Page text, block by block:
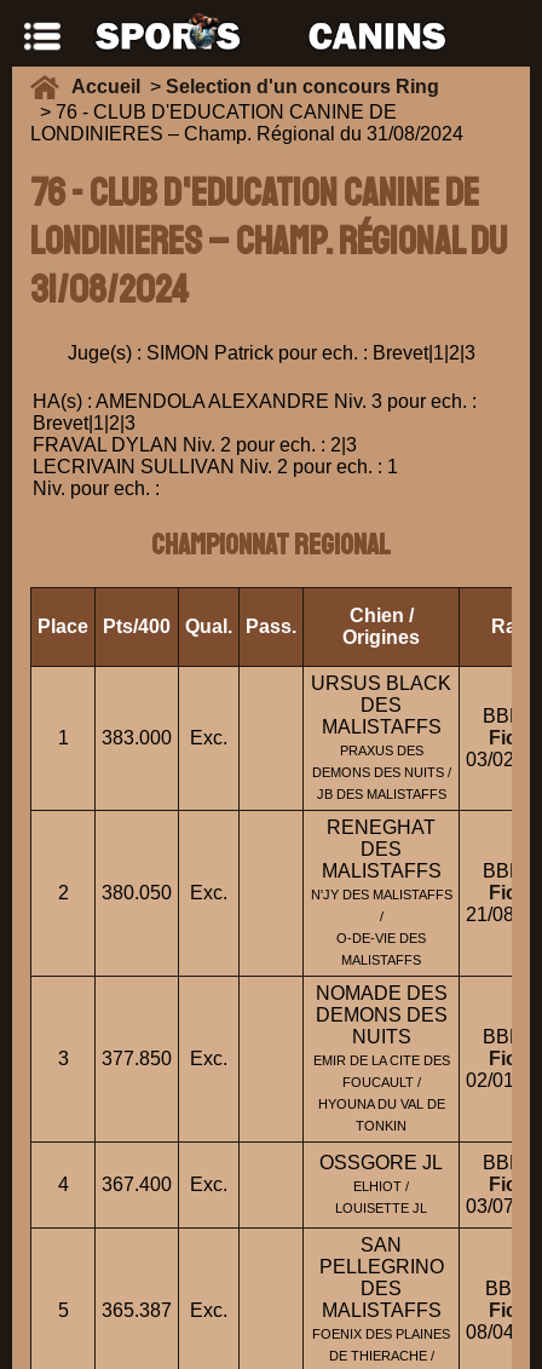
Accueil > Selection d'un concours Ring
> 76 - CLUB D'EDUCATION CANINE DE
LONDINIERES – Champ. Régional du 31/08/2024
76 - CLUB D'EDUCATION CANINE DE
LONDINIERES – Champ. Régional du
31/08/2024
Juge(s) : SIMON Patrick pour ech. : Brevet|1|2|3
HA(s) : AMENDOLA ALEXANDRE Niv. 3 pour ech. :
Brevet|1|2|3
FRAVAL DYLAN Niv. 2 pour ech. : 2|3
LECRIVAIN SULLIVAN Niv. 2 pour ech. : 1
Niv. pour ech. :
CHAMPIONNAT REGIONAL
Place Pts/400 Qual. Pass.
Chien /
Origines
Race
1 383.000 Exc.
URSUS BLACK
DES
MALISTAFFS
PRAXUS DES
DEMONS DES NUITS /
JB DES MALISTAFFS
BBM
Fiche
03/02/
2 380.050 Exc.
RENEGHAT
DES
MALISTAFFS
N'JY DES MALISTAFFS
/
O-DE-VIE DES
MALISTAFFS
BBM
Fiche
21/08/
3 377.850 Exc.
NOMADE DES
DEMONS DES
NUITS
EMIR DE LA CITE DES
FOUCAULT /
HYOUNA DU VAL DE
TONKIN
BBM
Fiche
02/01/
4 367.400 Exc.
OSSGORE JL
ELHIOT /
LOUISETTE JL
BBM
Fiche
03/07/
5 365.387 Exc.
SAN
PELLEGRINO
DES
MALISTAFFS
FOENIX DES PLAINES
DE THIERACHE /
BBM
Fiche
08/04/